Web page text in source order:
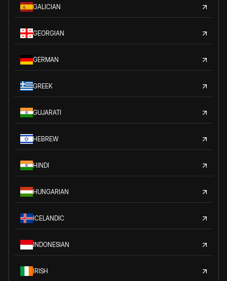
GALICIAN
GEORGIAN
GERMAN
GREEK
GUJARATI
HEBREW
HINDI
HUNGARIAN
ICELANDIC
INDONESIAN
IRISH